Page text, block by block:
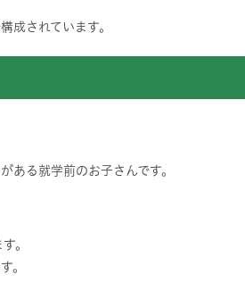
成されています。
ある就学前のお子さんです。
。
。